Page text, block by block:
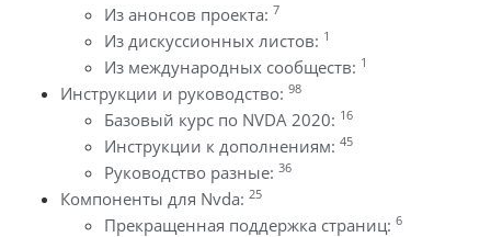
Из анонсов проекта: 7
Из дискуссионных листов: 1
Из международных сообществ: 1
Инструкции и руководство: 98
Базовый курс по NVDA 2020: 16
Инструкции к дополнениям: 45
Руководство разные: 36
Компоненты для Nvda: 25
Прекращенная поддержка страниц: 6